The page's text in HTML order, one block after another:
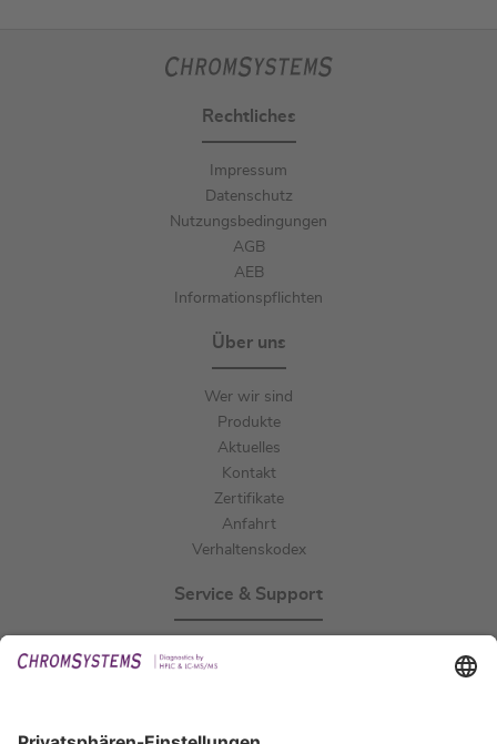
Rechtliches
Impressum
Datenschutz
Nutzungsbedingungen
AGB
AEB
Informationspflichten
Über uns
Wer wir sind
Produkte
Aktuelles
Kontakt
Zertifikate
Anfahrt
Verhaltenskodex
Service & Support